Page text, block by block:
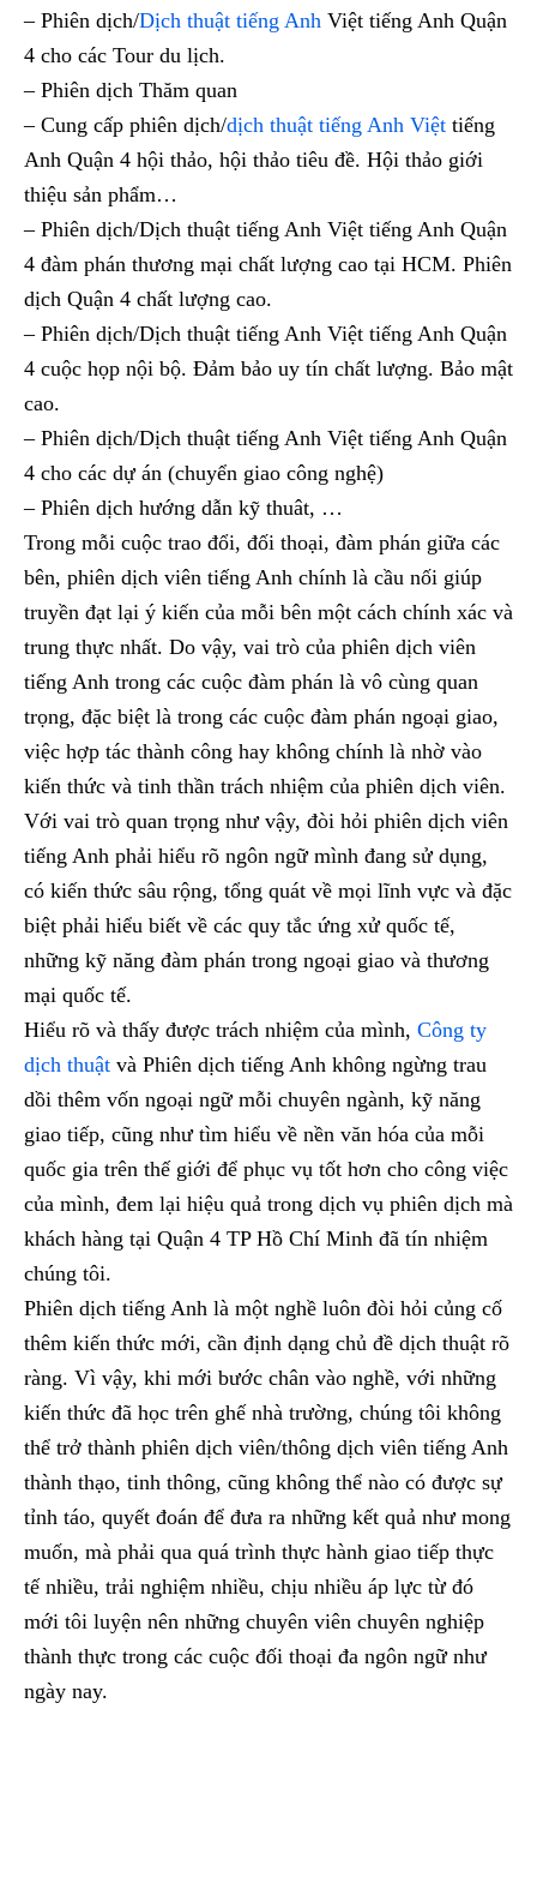
– Phiên dịch/Dịch thuật tiếng Anh Việt tiếng Anh Quận
4 cho các Tour du lịch.
– Phiên dịch Thăm quan
– Cung cấp phiên dịch/dịch thuật tiếng Anh Việt tiếng
Anh Quận 4 hội thảo, hội thảo tiêu đề. Hội thảo giới
thiệu sản phẩm…
– Phiên dịch/Dịch thuật tiếng Anh Việt tiếng Anh Quận
4 đàm phán thương mại chất lượng cao tại HCM. Phiên
dịch Quận 4 chất lượng cao.
– Phiên dịch/Dịch thuật tiếng Anh Việt tiếng Anh Quận
4 cuộc họp nội bộ. Đảm bảo uy tín chất lượng. Bảo mật
cao.
– Phiên dịch/Dịch thuật tiếng Anh Việt tiếng Anh Quận
4 cho các dự án (chuyển giao công nghệ)
– Phiên dịch hướng dẫn kỹ thuât, …
Trong mỗi cuộc trao đổi, đối thoại, đàm phán giữa các
bên, phiên dịch viên tiếng Anh chính là cầu nối giúp
truyền đạt lại ý kiến của mỗi bên một cách chính xác và
trung thực nhất. Do vậy, vai trò của phiên dịch viên
tiếng Anh trong các cuộc đàm phán là vô cùng quan
trọng, đặc biệt là trong các cuộc đàm phán ngoại giao,
việc hợp tác thành công hay không chính là nhờ vào
kiến thức và tinh thần trách nhiệm của phiên dịch viên.
Với vai trò quan trọng như vậy, đòi hỏi phiên dịch viên
tiếng Anh phải hiểu rõ ngôn ngữ mình đang sử dụng,
có kiến thức sâu rộng, tổng quát về mọi lĩnh vực và đặc
biệt phải hiểu biết về các quy tắc ứng xử quốc tế,
những kỹ năng đàm phán trong ngoại giao và thương
mại quốc tế.
Hiểu rõ và thấy được trách nhiệm của mình, Công ty
dịch thuật và Phiên dịch tiếng Anh không ngừng trau
dồi thêm vốn ngoại ngữ mỗi chuyên ngành, kỹ năng
giao tiếp, cũng như tìm hiểu về nền văn hóa của mỗi
quốc gia trên thế giới để phục vụ tốt hơn cho công việc
của mình, đem lại hiệu quả trong dịch vụ phiên dịch mà
khách hàng tại Quận 4 TP Hồ Chí Minh đã tín nhiệm
chúng tôi.
Phiên dịch tiếng Anh là một nghề luôn đòi hỏi củng cố
thêm kiến thức mới, cần định dạng chủ đề dịch thuật rõ
ràng. Vì vậy, khi mới bước chân vào nghề, với những
kiến thức đã học trên ghế nhà trường, chúng tôi không
thể trở thành phiên dịch viên/thông dịch viên tiếng Anh
thành thạo, tinh thông, cũng không thể nào có được sự
tỉnh táo, quyết đoán để đưa ra những kết quả như mong
muốn, mà phải qua quá trình thực hành giao tiếp thực
tế nhiều, trải nghiệm nhiều, chịu nhiều áp lực từ đó
mới tôi luyện nên những chuyên viên chuyên nghiệp
thành thực trong các cuộc đối thoại đa ngôn ngữ như
ngày nay.